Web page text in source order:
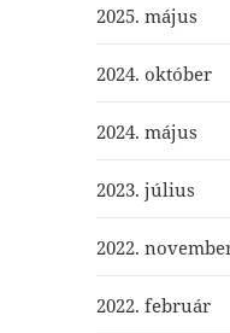
2025. május
2024. október
2024. május
2023. július
2022.
2022. február